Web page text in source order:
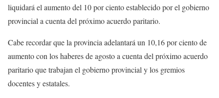
liquidará el aumento del 10 por ciento establecido por el gobierno
provincial a cuenta del próximo acuerdo paritario.
Cabe recordar que la provincia adelantará un 10,16 por ciento de
aumento con los haberes de agosto a cuenta del próximo acuerdo
paritario que trabajan el gobierno provincial y los gremios
docentes y estatales.